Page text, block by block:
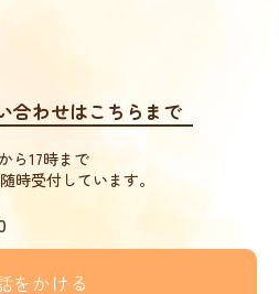
合わせはこちらまで
ら17時まで
時受付しています。
をかける